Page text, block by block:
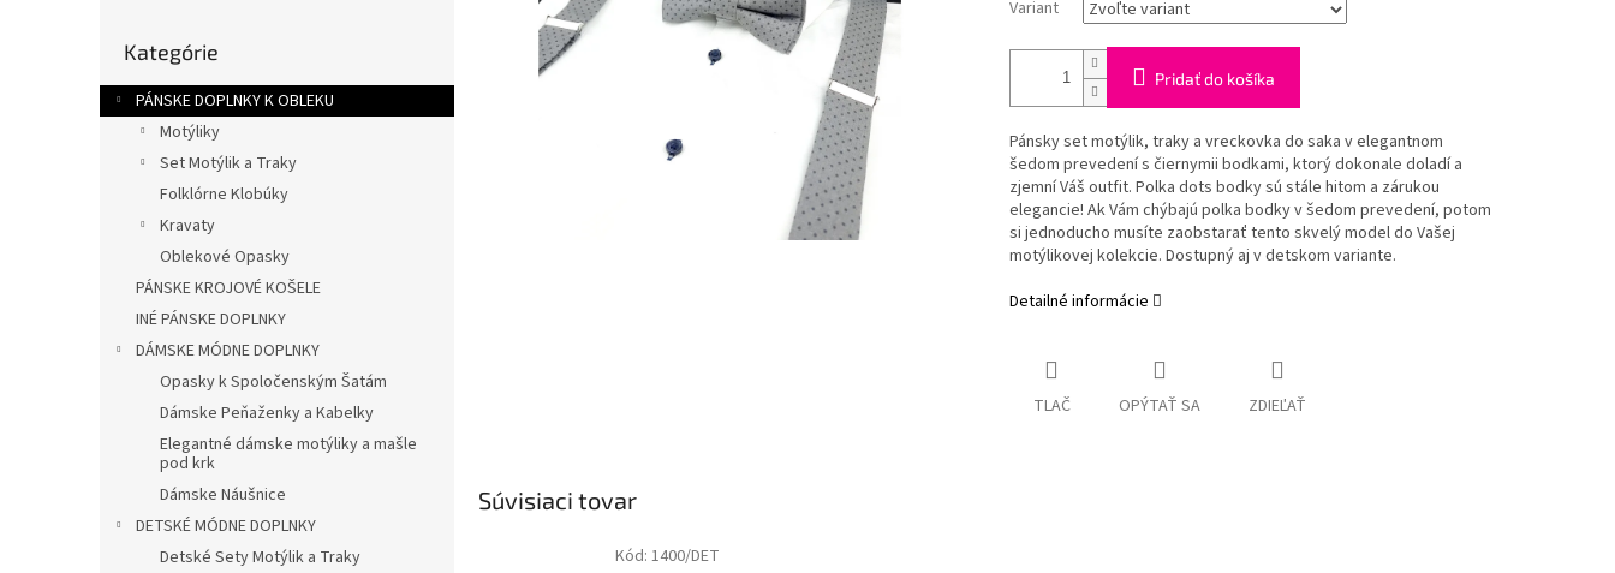
kategórie
Kategórie
PÁNSKE DOPLNKY K OBLEKU
Motýliky
Set Motýlik a Traky
Folklórne Klobúky
Kravaty
Oblekové Opasky
PÁNSKE KROJOVÉ KOŠELE
INÉ PÁNSKE DOPLNKY
DÁMSKE MÓDNE DOPLNKY
Opasky k Spoločenským Šatám
Dámske Peňaženky a Kabelky
Elegantné dámske motýliky a mašle
pod krk
Dámske Náušnice
DETSKÉ MÓDNE DOPLNKY
Detské Sety Motýlik a Traky
Variant
Pridať do košíka
Pánsky set motýlik, traky a vreckovka do saka v elegantnom
šedom prevedení s čiernymii bodkami, ktorý dokonale doladí a
zjemní Váš outfit. Polka dots bodky sú stále hitom a zárukou
elegancie! Ak Vám chýbajú polka bodky v šedom prevedení, potom
si jednoducho musíte zaobstarať tento skvelý model do Vašej
motýlikovej kolekcie. Dostupný aj v detskom variante.
Detailné informácie
TLAČ OPÝTAŤ SA ZDIEĽAŤ
Súvisiaci tovar
Kód: 1400/DET